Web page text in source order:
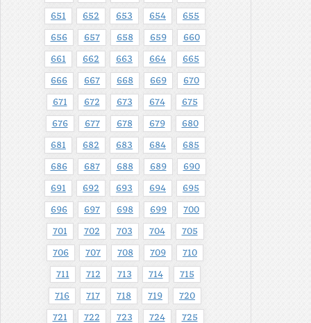
651 652 653 654 655
656 657 658 659 660
661 662 663 664 665
666 667 668 669 670
671 672 673 674 675
676 677 678 679 680
681 682 683 684 685
686 687 688 689 690
691 692 693 694 695
696 697 698 699 700
701 702 703 704 705
706 707 708 709 710
711 712 713 714 715
716 717 718 719 720
721 722 723 724 725